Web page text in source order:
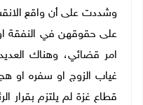
وشددت على أن واقع
على حقوقهن في النفقة
امر قضائي، وهناك
غياب الزوج او سفره او